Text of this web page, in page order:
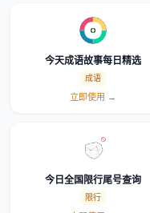
今天成语故事每日精选
成语
立即使用 →
今日全国限行尾号查询
限行